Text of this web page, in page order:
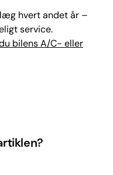
hvert andet år –
service.
bilens A/C- eller